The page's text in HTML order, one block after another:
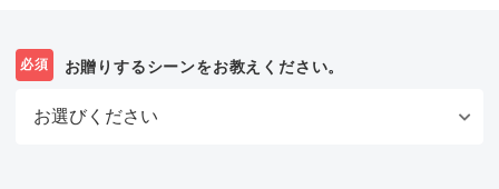
必須 お贈りするシーンをお教えください。